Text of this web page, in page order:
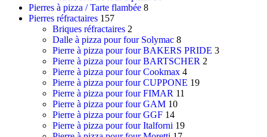
Pierres à pizza / Tarte flambée 8
Pierres réfractaires 157
Briques réfractaires 2
Dalle à pizza pour four Solymac 8
Pierre à pizza pour four BAKERS PRIDE 3
Pierre à pizza pour four BARTSCHER 2
Pierre à pizza pour four Cookmax 4
Pierre à pizza pour four CUPPONE 19
Pierre à pizza pour four FIMAR 11
Pierre à pizza pour four GAM 10
Pierre à pizza pour four GGF 14
Pierre à pizza pour four Italforni 19